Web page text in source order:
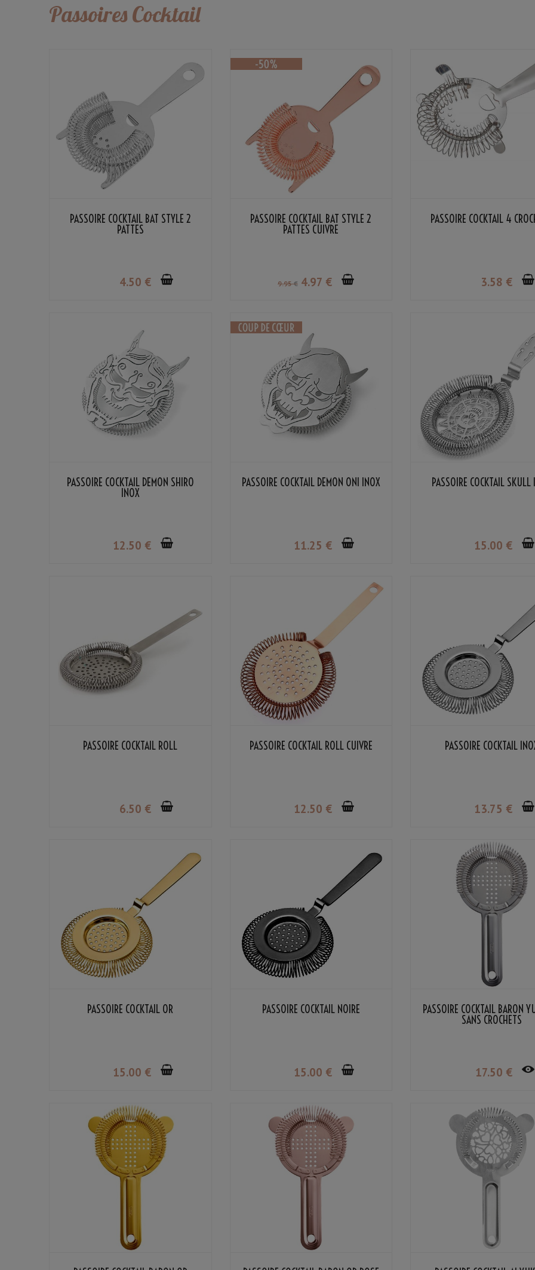
Passoires Cocktail
PASSOIRE COCKTAIL BAT STYLE 2
PATTES
4.50 €
PASSOIRE COCKTAIL BAT STYLE 2
PATTES CUIVRE
9.95 € 4.97 €
PASSOIRE COCKTAIL 4
3.58 €
PASSOIRE COCKTAIL DEMON SHIRO
INOX
12.50 €
PASSOIRE COCKTAIL DEMON ONI INOX
11.25 €
PASSOIRE COCKTAIL SKULL
15.00 €
PASSOIRE COCKTAIL ROLL
6.50 €
PASSOIRE COCKTAIL ROLL CUIVRE
12.50 €
PASSOIRE COCKTAIL
13.75 €
PASSOIRE COCKTAIL OR
15.00 €
PASSOIRE COCKTAIL NOIRE
15.00 €
PASSOIRE COCKTAIL BARON
SANS CROCHETS
17.50 €